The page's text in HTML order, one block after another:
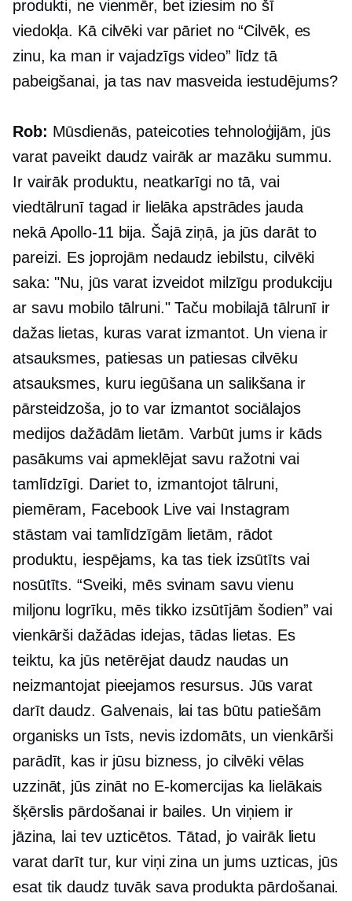
produkti, ne vienmēr, bet iziesim no šī
viedokļa. Kā cilvēki var pāriet no “Cilvēk, es
zinu, ka man ir vajadzīgs video” līdz tā
pabeigšanai, ja tas nav masveida iestudējums?
Rob: Mūsdienās, pateicoties tehnoloģijām, jūs
varat paveikt daudz vairāk ar mazāku summu.
Ir vairāk produktu, neatkarīgi no tā, vai
viedtālrunī tagad ir lielāka apstrādes jauda
nekā Apollo-11 bija. Šajā ziņā, ja jūs darāt to
pareizi. Es joprojām nedaudz iebilstu, cilvēki
saka: "Nu, jūs varat izveidot milzīgu produkciju
ar savu mobilo tālruni." Taču mobilajā tālrunī ir
dažas lietas, kuras varat izmantot. Un viena ir
atsauksmes, patiesas un patiesas cilvēku
atsauksmes, kuru iegūšana un salikšana ir
pārsteidzoša, jo to var izmantot sociālajos
medijos dažādām lietām. Varbūt jums ir kāds
pasākums vai apmeklējat savu ražotni vai
tamlīdzīgi. Dariet to, izmantojot tālruni,
piemēram, Facebook Live vai Instagram
stāstam vai tamlīdzīgām lietām, rādot
produktu, iespējams, ka tas tiek izsūtīts vai
nosūtīts. “Sveiki, mēs svinam savu vienu
miljonu logrīku, mēs tikko izsūtījām šodien” vai
vienkārši dažādas idejas, tādas lietas. Es
teiktu, ka jūs netērējat daudz naudas un
neizmantojat pieejamos resursus. Jūs varat
darīt daudz. Galvenais, lai tas būtu patiešām
organisks un īsts, nevis izdomāts, un vienkārši
parādīt, kas ir jūsu bizness, jo cilvēki vēlas
uzzināt, jūs zināt no E-komercijaska lielākais
šķērslis pārdošanai ir bailes. Un viņiem ir
jāzina, lai tev uzticētos. Tātad, jo vairāk lietu
varat darīt tur, kur viņi zina un jums uzticas, jūs
esat tik daudz tuvāk sava produkta pārdošanai.